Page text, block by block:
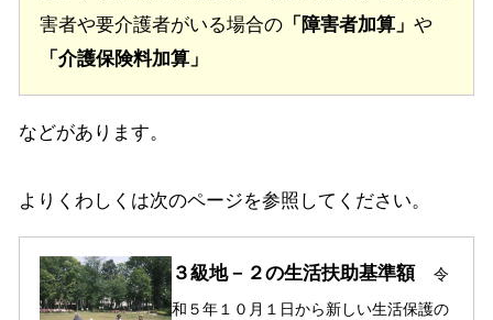
害者や要介護者がいる場合の「障害者加算」 や
「介護保険料加算」
などがあります。
よりくわしくは次のページを参照してください。
３級地－２の生活扶助基準額
令
和５年１０月１日から新しい生活保護の